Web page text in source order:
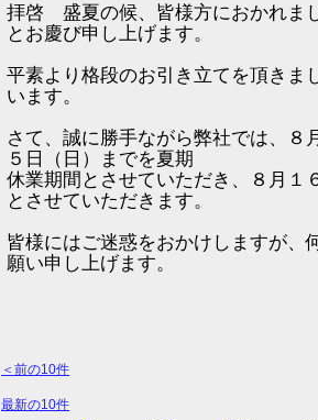
拝啓 盛夏の候、皆様方におかれま
とお慶び申し上げます。
平素より格段のお引き立てを頂きま
います。
さて、誠に勝手ながら弊社では、８
５日（日）までを夏期
休業期間とさせていただき、８月１
とさせていただきます。
皆様にはご迷惑をおかけしますが、
願い申し上げます。
＜前の10件
最新の10件